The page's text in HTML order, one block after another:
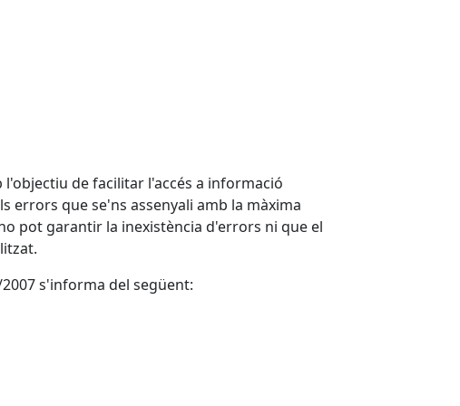
de facilitar l'accés a informació
errors que se'ns assenyali amb la màxima
pot garantir la inexistència d'errors ni que el
s'informa del següent: